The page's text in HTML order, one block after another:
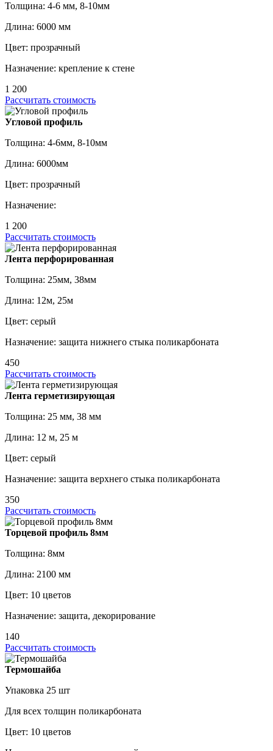
Толщина: 4-6 мм, 8-10мм
Длина: 6000 мм
Цвет: прозрачный
Назначение: крепление к стене
1 200
Рассчитать стоимость
Угловой профиль
Толщина: 4-6мм, 8-10мм
Длина: 6000мм
Цвет: прозрачный
Назначение:
1 200
Рассчитать стоимость
Лента перфорированная
Толщина: 25мм, 38мм
Длина: 12м, 25м
Цвет: серый
Назначение: защита нижнего стыка поликарбоната
450
Рассчитать стоимость
Лента герметизирующая
Толщина: 25 мм, 38 мм
Длина: 12 м, 25 м
Цвет: серый
Назначение: защита верхнего стыка поликарбоната
350
Рассчитать стоимость
Торцевой профиль 8мм
Толщина: 8мм
Длина: 2100 мм
Цвет: 10 цветов
Назначение: защита, декорирование
140
Рассчитать стоимость
Термошайба
Упаковка 25 шт
Для всех толщин поликарбоната
Цвет: 10 цветов